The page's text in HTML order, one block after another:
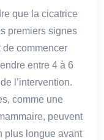
que la cicatrice
premiers signes
de commencer
entre 4 à 6
l’intervention.
comme une
peuvent
plus longue avant